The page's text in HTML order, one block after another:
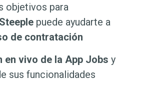
objetivos para
Steeplepuede ayudarte a
de contratación
en vivo de la App Jobs y
sus funcionalidades